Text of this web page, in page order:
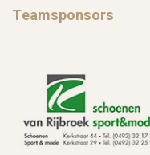
Teamsponsors